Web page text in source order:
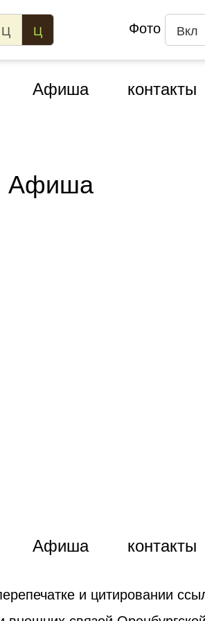
Ц Ц Фото Вкл
Афиша контакты
Афиша
Афиша контакты
и цитировании